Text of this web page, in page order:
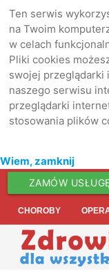
Ten serwis
na Twoim
w celach
Pliki cookies
swojej przeglądarki
naszego serwisu
przeglądarki
stosowania plików
Wiem, zamknij
ZAMÓW
CHOROBY